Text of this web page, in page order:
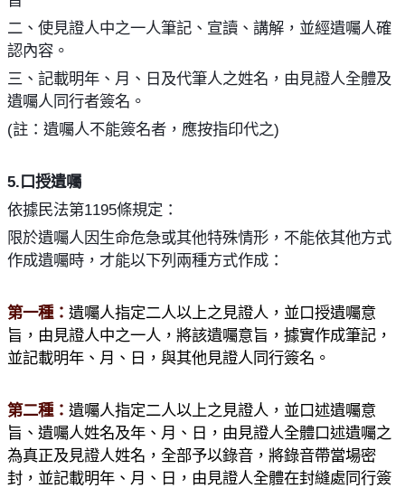
二、使見證人中之一人筆記、宣讀、講解，並經遺囑人確
認內容。
三、記載明年、月、日及代筆人之姓名，由見證人全體及
遺囑人同行者簽名。
(註：遺囑人不能簽名者，應按指印代之)
5.口授遺囑
依據民法第1195條規定：
限於遺囑人因生命危急或其他特殊情形，不能依其他方式
作成遺囑時，才能以下列兩種方式作成：
第一種： 遺囑人指定二人以上之見證人，並口授遺囑意
旨，由見證人中之一人，將該遺囑意旨，據實作成筆記，
並記載明年、月、日，與其他見證人同行簽名。
第二種： 遺囑人指定二人以上之見證人，並口述遺囑意
旨、遺囑人姓名及年、月、日，由見證人全體口述遺囑之
為真正及見證人姓名，全部予以錄音，將錄音帶當場密
封，並記載明年、月、日，由見證人全體在封縫處同行簽